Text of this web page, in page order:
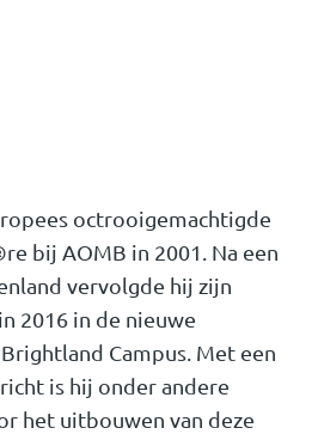
octrooigemachtigde
bij AOMB in 2001. Na een
vervolgde hij zijn
2016 in de nieuwe
Campus. Met een
is hij onder andere
het uitbouwen van deze